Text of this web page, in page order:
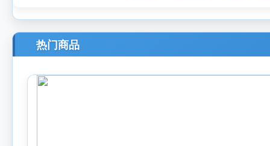
热门商品